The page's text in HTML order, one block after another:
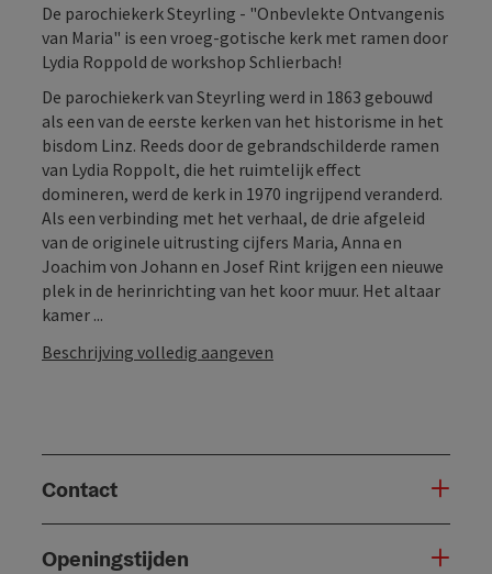
De parochiekerk Steyrling - "Onbevlekte Ontvangenis
van Maria" is een vroeg-gotische kerk met ramen door
Lydia Roppold de workshop Schlierbach!
De parochiekerk van Steyrling werd in 1863 gebouwd
als een van de eerste kerken van het historisme in het
bisdom Linz. Reeds door de gebrandschilderde ramen
van Lydia Roppolt, die het ruimtelijk effect
domineren, werd de kerk in 1970 ingrijpend veranderd.
Als een verbinding met het verhaal, de drie afgeleid
van de originele uitrusting cijfers Maria, Anna en
Joachim von Johann en Josef Rint krijgen een nieuwe
plek in de herinrichting van het koor muur. Het altaar
kamer ...
Beschrijving volledig aangeven
Contact
Openingstijden